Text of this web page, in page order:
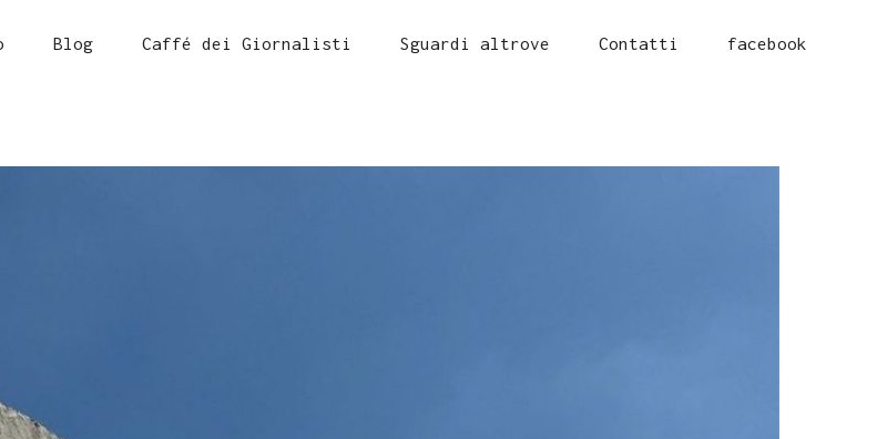
Blog Caffé dei Giornalisti Sguardi altrove Contatti facebook